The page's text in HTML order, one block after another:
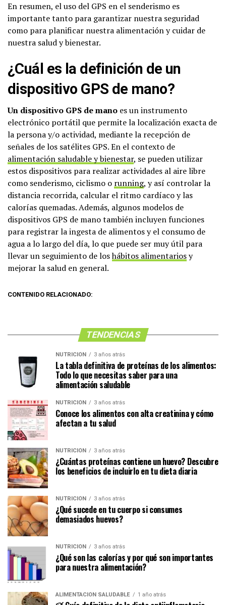
En resumen, el uso del GPS en el senderismo es
importante tanto para garantizar nuestra seguridad
como para planificar nuestra alimentación y cuidar de
nuestra salud y bienestar.
¿Cuál es la definición de un
dispositivo GPS de mano?
Un dispositivo GPS de mano es un instrumento
electrónico portátil que permite la localización exacta de
la persona y/o actividad, mediante la recepción de
señales de los satélites GPS. En el contexto de
alimentación saludable y bienestar, se pueden utilizar
estos dispositivos para realizar actividades al aire libre
como senderismo, ciclismo o running, y así controlar la
distancia recorrida, calcular el ritmo cardíaco y las
calorías quemadas. Además, algunos modelos de
dispositivos GPS de mano también incluyen funciones
para registrar la ingesta de alimentos y el consumo de
agua a lo largo del día, lo que puede ser muy útil para
llevar un seguimiento de loshábitos alimentariosy
mejorar la salud en general.
CONTENIDO RELACIONADO:
TENDENCIAS
NUTRICIÓN 3 años atrás
La tabla definitiva de proteínas de los alimentos:
Todo lo que necesitas saber para una
alimentación saludable
NUTRICIÓN 3 años atrás
Conoce los alimentos con alta creatinina y cómo
afectan a tu salud
NUTRICIÓN 3 años atrás
¿Cuántas proteínas contiene un huevo? Descubre
los beneficios de incluirlo en tu dieta diaria
NUTRICIÓN 3 años atrás
¿Qué sucede en tu cuerpo si consumes
demasiados huevos?
NUTRICIÓN 3 años atrás
¿Qué son las calorías y por qué son importantes
para nuestra alimentación?
ALIMENTACIÓN SALUDABLE 1 año atrás